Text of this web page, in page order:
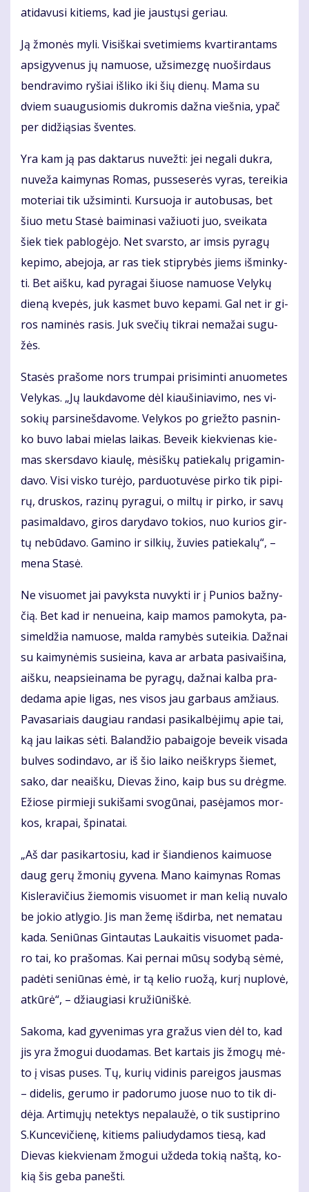
ati­da­vu­si ki­tiems, kad jie jaus­tų­si ge­riau.
Ją žmo­nės my­li. Vi­siš­kai sve­ti­miems kvar­ti­ran­tams
ap­si­gy­ve­nus jų na­muo­se, už­si­mez­gę nuo­šir­daus
ben­dra­vi­mo ry­šiai iš­li­ko iki šių die­nų. Ma­ma su
dviem su­au­gu­sio­mis duk­ro­mis daž­na vieš­nia, ypač
per di­dži­ą­sias šven­tes.
Yra kam ją pas dak­ta­rus nu­vež­ti: jei ne­ga­li duk­ra,
nu­ve­ža kai­my­nas Ro­mas, pus­se­se­rės vy­ras, te­rei­kia
mo­te­riai tik už­si­min­ti. Kur­suo­ja ir au­to­bu­sas, bet
šiuo me­tu Sta­sė bai­mi­na­si va­žiuo­ti juo, svei­ka­ta
šiek tiek pa­blo­gė­jo. Net svars­to, ar im­sis py­ra­gų
ke­pi­mo, abe­jo­ja, ar ras tiek stip­ry­bės jiems iš­min­ky­
ti. Bet aiš­ku, kad py­ra­gai šiuo­se na­muo­se Ve­ly­kų
die­ną kve­pės, juk kas­met bu­vo ke­pa­mi. Gal net ir gi­
ros na­mi­nės ra­sis. Juk sve­čių tik­rai ne­ma­žai su­gu­
žės.
Sta­sės pra­šo­me nors trum­pai pri­si­min­ti anuo­me­tes
Ve­ly­kas. „Jų lauk­da­vo­me dėl kiau­ši­nia­vi­mo, nes vi­
so­kių par­si­neš­da­vo­me. Ve­ly­kos po griež­to pas­nin­
ko bu­vo la­bai mie­las lai­kas. Be­veik kiek­vie­nas kie­
mas skers­da­vo kiau­lę, mė­siš­kų pa­tie­ka­lų pri­ga­min­
da­vo. Vi­si vis­ko tu­rė­jo, par­duo­tu­vė­se pir­ko tik pi­pi­
rų, drus­kos, ra­zi­nų py­ra­gui, o mil­tų ir pir­ko, ir sa­vų
pa­si­mal­da­vo, gi­ros da­ry­da­vo to­kios, nuo ku­rios gir­
tų ne­bū­da­vo. Ga­mi­no ir sil­kių, žu­vies pa­tie­ka­lų“, –
me­na Sta­sė.
Ne vi­suo­met jai pa­vyks­ta nu­vyk­ti ir į Pu­nios baž­ny­
čią. Bet kad ir ne­nu­ei­na, kaip ma­mos pa­mo­ky­ta, pa­
si­mel­džia na­muo­se, mal­da ra­my­bės su­tei­kia. Daž­nai
su kai­my­nė­mis su­si­ei­na, ka­va ar ar­ba­ta pa­si­vai­ši­na,
aiš­ku, neap­si­ei­na­ma be py­ra­gų, daž­nai kal­ba pra­
de­da­ma apie li­gas, nes vi­sos jau gar­baus am­žiaus.
Pa­va­sa­riais dau­giau ran­da­si pa­si­kal­bė­ji­mų apie tai,
ką jau lai­kas sė­ti. Ba­lan­džio pa­bai­go­je be­veik vi­sa­da
bul­ves so­din­da­vo, ar iš šio lai­ko ne­iš­kryps šie­met,
sa­ko, dar ne­aiš­ku, Die­vas ži­no, kaip bus su drėg­me.
Ežio­se pir­mie­ji su­ki­ša­mi svo­gū­nai, pa­sė­ja­mos mor­
kos, kra­pai, špi­na­tai.
„Aš dar pa­si­kar­to­siu, kad ir šian­die­nos kai­muo­se
daug ge­rų žmo­nių gy­ve­na. Ma­no kai­my­nas Ro­mas
Kis­le­ra­vi­čius žie­mo­mis vi­suo­met ir man ke­lią nu­va­lo
be jo­kio at­ly­gio. Jis man že­mę iš­dir­ba, net ne­ma­tau
ka­da. Se­niū­nas Gin­tau­tas Lau­kai­tis vi­suo­met pa­da­
ro tai, ko pra­šo­mas. Kai per­nai mū­sų so­dy­bą sė­mė,
pa­dė­ti se­niū­nas ėmė, ir tą ke­lio ruo­žą, ku­rį nu­plo­vė,
at­kū­rė“, – džiau­gia­si kru­žiū­niš­kė.
Sa­ko­ma, kad gy­ve­ni­mas yra gra­žus vien dėl to, kad
jis yra žmo­gui duo­da­mas. Bet kar­tais jis žmo­gų mė­
to į vi­sas pu­ses. Tų, ku­rių vi­di­nis pa­rei­gos jaus­mas
– di­de­lis, ge­ru­mo ir pa­do­ru­mo juo­se nuo to tik di­
dė­ja. Ar­ti­mų­jų ne­tek­tys ne­pa­lau­žė, o tik su­stip­ri­no
S.Kun­ce­vi­čie­nę, ki­tiems pa­liu­dy­da­mos tie­są, kad
Die­vas kiek­vie­nam žmo­gui už­de­da to­kią naš­tą, ko­
kią šis ge­ba pa­neš­ti.